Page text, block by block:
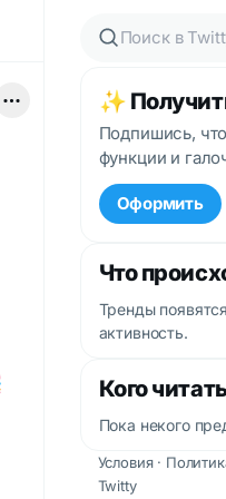
✨
Подпишись,
функции и
Оформить
Что
Тренды
активность.
Кого
Пока некого
Условия·
Twitty